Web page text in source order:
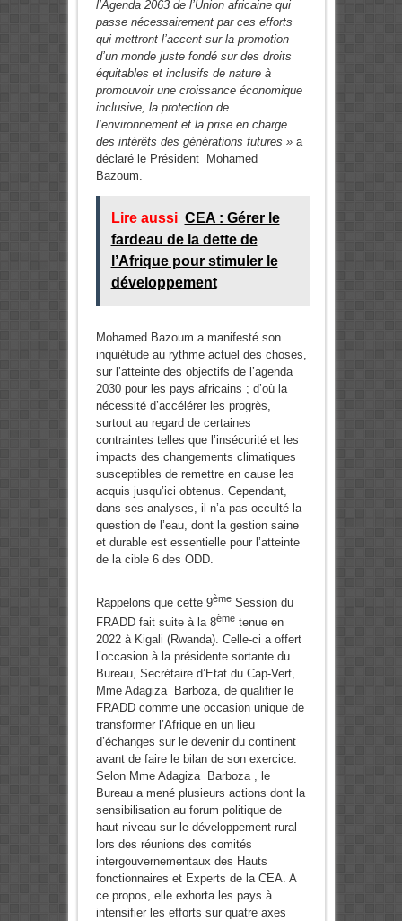
l’Agenda 2063 de l’Union africaine qui
passe nécessairement par ces efforts
qui mettront l’accent sur la promotion
d’un monde juste fondé sur des droits
équitables et inclusifs de nature à
promouvoir une croissance économique
inclusive, la protection de
l’environnement et la prise en charge
des intérêts des générations futures »a
déclaré le Président Mohamed
Bazoum.
Lire aussi CEA : Gérer le
fardeau de la dette de
l’Afrique pour stimuler le
développement
Mohamed Bazoum a manifesté son
inquiétude au rythme actuel des choses,
sur l’atteinte des objectifs de l’agenda
2030 pour les pays africains ; d’où la
nécessité d’accélérer les progrès,
surtout au regard de certaines
contraintes telles que l’insécurité et les
impacts des changements climatiques
susceptibles de remettre en cause les
acquis jusqu’ici obtenus. Cependant,
dans ses analyses, il n’a pas occulté la
question de l’eau, dont la gestion saine
et durable est essentielle pour l’atteinte
de la cible 6 des ODD.
Rappelons que cette 9èmeSession du
FRADD fait suite à la 8èmetenue en
2022 à Kigali (Rwanda). Celle-ci a offert
l’occasion à la présidente sortante du
Bureau, Secrétaire d’Etat du Cap-Vert,
Mme Adagiza Barboza, de qualifier le
FRADD comme une occasion unique de
transformer l’Afrique en un lieu
d’échanges sur le devenir du continent
avant de faire le bilan de son exercice.
Selon Mme Adagiza Barboza , le
Bureau a mené plusieurs actions dont la
sensibilisation au forum politique de
haut niveau sur le développement rural
lors des réunions des comités
intergouvernementaux des Hauts
fonctionnaires et Experts de la CEA. A
ce propos, elle exhorta les pays à
intensifier les efforts sur quatre axes